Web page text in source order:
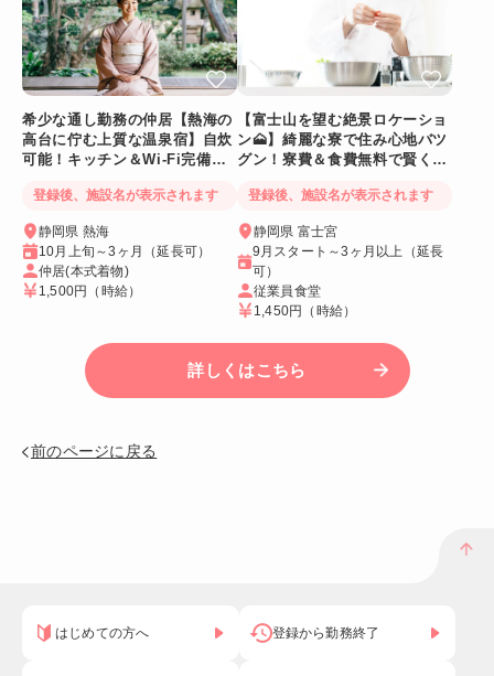
希少な通し勤務の仲居【熱海の
高台に佇む上質な温泉宿】自炊
可能！キッチン＆Wi-Fi完備！
登録後、施設名が表示されます
静岡県 熱海
10月上旬～3ヶ月（延長可）
仲居(本式着物)
1,500円 （時給）
【富士山を望む絶景ロケーショ
ン🗻】綺麗な寮で住み心地バツ
グン！寮費＆食費無料で賢く稼
登録後、施設名が表示されます
静岡県 富士宮
9月スタート～3ヶ月以上（延長
可）
従業員食堂
1,450円 （時給）
詳しくはこちら
前のページに戻る
はじめての方へ 登録から勤務終了